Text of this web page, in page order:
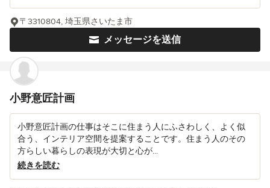
メッセージを送信
〒3310804, 埼玉県さいたま市
小野意匠計画
小野意匠計画の仕事はそこに住まう人にふさわしく、よく似
合う、インテリア空間を提案することです。住まう人のその
方らしい暮らしの表現が大切と心が...
続きを読む